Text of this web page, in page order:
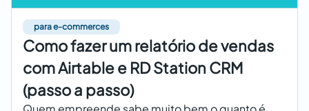
para e-commerces
Como fazer um relatório de vendas
com Airtable e RD Station CRM
(passo a passo)